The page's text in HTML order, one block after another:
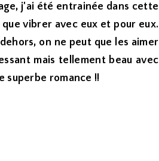
j'ai été entrainée dans cette
vibrer avec eux et pour eux.
on ne peut que les aimer
mais tellement beau avec
superbe romance !!